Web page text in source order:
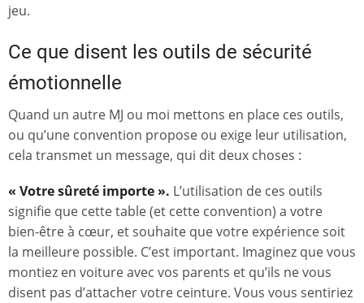
jeu.
Ce que disent les outils de sécurité
émotionnelle
Quand un autre MJ ou moi mettons en place ces outils,
ou qu’une convention propose ou exige leur utilisation,
cela transmet un message, qui dit deux choses :
« Votre sûreté importe ». L’utilisation de ces outils
signifie que cette table (et cette convention) a votre
bien-être à cœur, et souhaite que votre expérience soit
la meilleure possible. C’est important. Imaginez que vous
montiez en voiture avec vos parents et qu’ils ne vous
disent pas d’attacher votre ceinture. Vous vous sentiriez